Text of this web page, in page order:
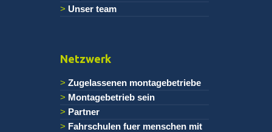
Unser team
Netzwerk
Zugelassenen montagebetriebe
Montagebetrieb sein
Partner
Fahrschulen fuer menschen mit